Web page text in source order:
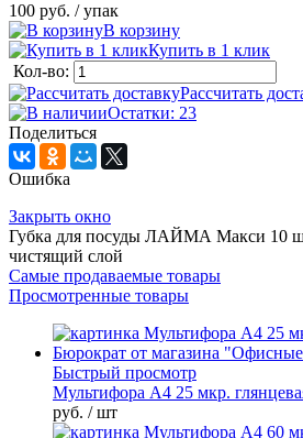
100 руб. / упак
В корзину
Купить в 1 клик
Кол-во:
Рассчитать
Остатки: 23
Поделиться
Ошибка
Закрыть окно
Губка для посуды ЛАЙМА Макси 10
чистящий слой
Самые продаваемые товары
Просмотренные товары
Быстрый просмотр
Мультифора А4 25 мкр.
руб. / шт